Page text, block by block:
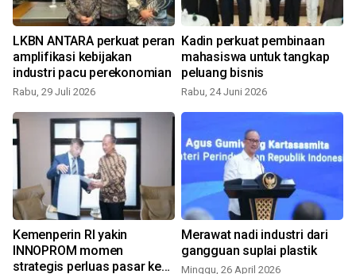
LKBN ANTARA perkuat peran
amplifikasi kebijakan
industri pacu perekonomian
Rabu, 29 Juli 2026
Kadin perkuat pembinaan
mahasiswa untuk tangkap
peluang bisnis
Rabu, 24 Juni 2026
Kemenperin RI yakin
INNOPROM momen
strategis perluas pasar ke
Merawat nadi industri dari
gangguan suplai plastik
Minggu, 26 April 2026